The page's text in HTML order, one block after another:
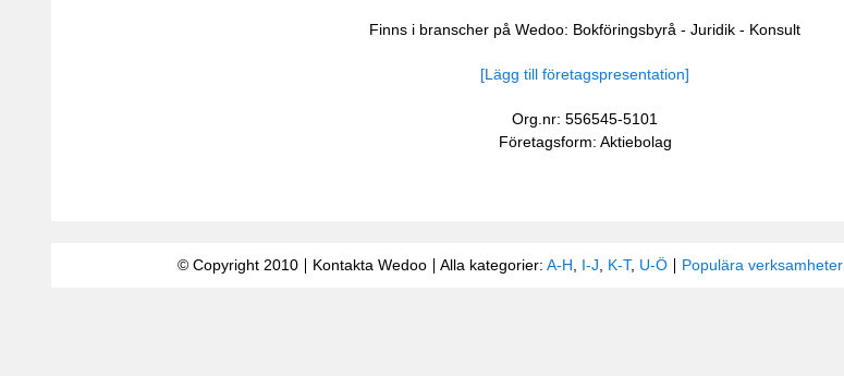
Finns i branscher på Wedoo: Bokföringsbyrå - Juridik - Konsult
[Lägg till företagspresentation]
Org.nr: 556545-5101
Företagsform: Aktiebolag
© Copyright 2010 Kontakta Wedoo Alla kategorier: A-H I-J K-T, U-Ö Populära verksamheter